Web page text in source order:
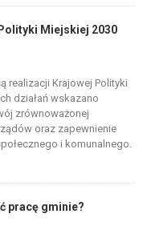
Miejskiej 2030
realizacji Krajowej Polityki
działań wskazano
zrównoważonej
oraz zapewnienie
i komunalnego.
pracę gminie?